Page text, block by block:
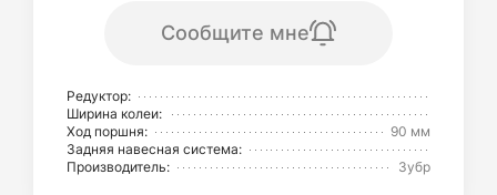
Сообщите мне
Редуктор:
Ширина колеи:
Ход поршня:
90 мм
Задняя навесная система:
Производитель:
Зубр